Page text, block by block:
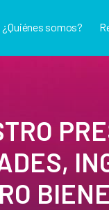
¿Quiénes somos?